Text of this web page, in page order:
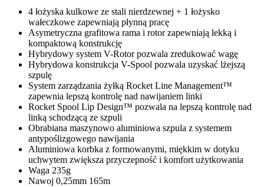
4 łożyska kulkowe ze stali nierdzewnej + 1 łożysko
wałeczkowe zapewniają płynną pracę
Asymetryczna grafitowa rama i rotor zapewniają lekką i
kompaktową konstrukcję
Hybrydowy system V-Rotor pozwala zredukować wagę
Hybrydowa konstrukcja V-Spool pozwala uzyskać lżejszą
szpulę
System zarządzania żyłką Rocket Line Management™
zapewnia lepszą kontrolę nad nawijaniem linki
Rocket Spool Lip Design™ pozwala na lepszą kontrolę nad
linką schodzącą ze szpuli
Obrabiana maszynowo aluminiowa szpula z systemem
antypoślizgowego nawijania
Aluminiowa korbka z formowanymi, miękkim w dotyku
uchwytem zwiększa przyczepność i komfort użytkowania
Waga 235g
Nawoj 0,25mm 165m